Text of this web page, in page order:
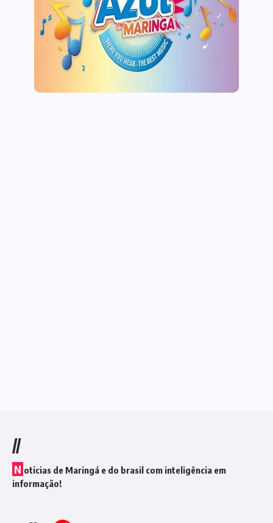
//
N oticias de Maringá e do brasil com inteligência em
informação!